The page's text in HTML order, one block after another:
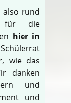
also rund
die
hier in
wie das
danken
und
und